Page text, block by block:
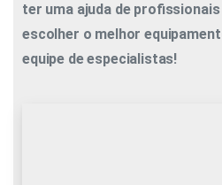
ter uma ajuda de
escolher o melhor
equipe de especialistas!